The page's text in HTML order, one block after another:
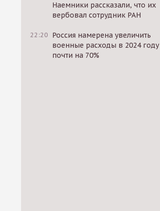
Наемники рассказали, что их
вербовал сотрудник РАН
22:20 Россия намерена увеличить
военные расходы в 2024 году
почти на 70%